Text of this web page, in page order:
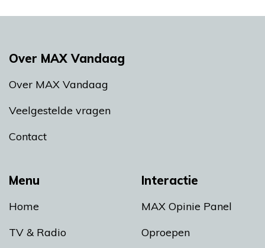
Menu
Home
TV & Radio
Interactie
MAX Opinie Panel
Oproepen
Over MAX Vandaag
Over MAX Vandaag
Veelgestelde vragen
Contact